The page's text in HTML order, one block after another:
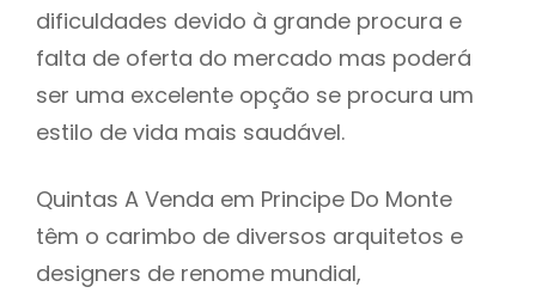
dificuldades devido à grande procura e
falta de oferta do mercado mas poderá
ser uma excelente opção se procura um
estilo de vida mais saudável.
Quintas A Venda em Principe Do Monte
têm o carimbo de diversos arquitetos e
designers de renome mundial,